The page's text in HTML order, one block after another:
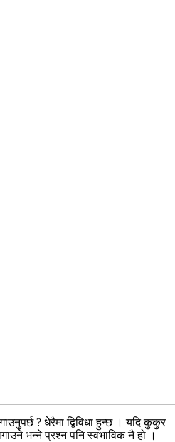
? धेरैमा द्विविधा हुन्छ । यदि कुकुर
भन्ने प्रश्न पनि स्वभाविक नै हो ।